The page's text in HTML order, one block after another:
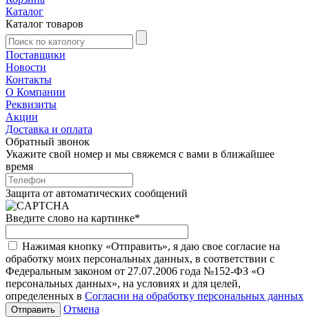
Каталог
Каталог товаров
Поставщики
Новости
Контакты
О Компании
Реквизиты
Акции
Доставка и оплата
Обратный звонок
Укажите свой номер и мы свяжемся с вами в ближайшее
время
Защита от автоматических сообщений
Введите слово на картинке*
Нажимая кнопку «Отправить», я даю свое согласие на
обработку моих персональных данных, в соответствии с
Федеральным законом от 27.07.2006 года №152-ФЗ «О
персональных данных», на условиях и для целей,
определенных в Согласии на обработку персональных данных
Отмена